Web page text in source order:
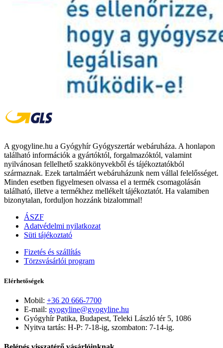
A gyogyline.hu a Gyógyhír Gyógyszertár webáruháza. A honlapon
található információk a gyártóktól, forgalmazóktól, valamint
nyilvánosan fellelhető szakkönyvekből és tájékoztatókból
származnak. Ezek tartalmáért webáruházunk nem vállal felelősséget.
Minden esetben figyelmesen olvassa el a termék csomagolásán
található, illetve a termékhez mellékelt tájékoztatót. Ha valamiben
bizonytalan, forduljon hozzánk bizalommal!
ÁSZF
Adatvédelmi nyilatkozat
Süti tájékoztató
Fizetés és szállítás
Törzsvásárlói program
Elérhetőségek
Mobil: +36 20 666-7700
E-mail: gyogyline@gyogyline.hu
Gyógyhír Patika, Budapest, Teleki László tér 5, 1086
Nyitva tartás: H-P: 7-18-ig, szombaton: 7-14-ig.